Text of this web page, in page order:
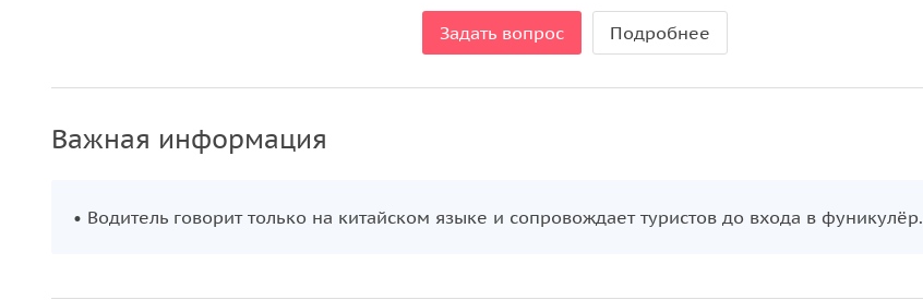
Задать вопрос Подробнее
Важная информация
• Водитель говорит только на китайском языке и сопровождает туристов до входа в фуникулёр.